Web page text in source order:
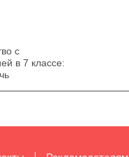
с
в 7 классе: